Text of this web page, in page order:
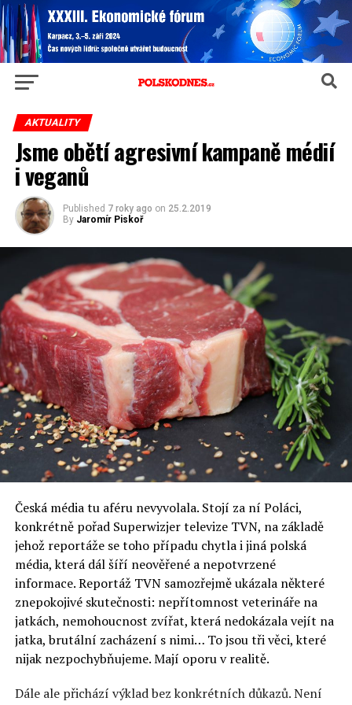
AKTUALITY
Jsme obětí agresivní kampaně médií
i veganů
Published 7 roky ago on 25.2.2019
By Jaromír Piskoř
Česká média tu aféru nevyvolala. Stojí za ní Poláci,
konkrétně pořad Superwizjer televize TVN, na základě
jehož reportáže se toho případu chytla i jiná polská
média, která dál šíří neověřené a nepotvrzené
informace. Reportáž TVN samozřejmě ukázala některé
znepokojivé skutečnosti: nepřítomnost veterináře na
jatkách, nemohoucnost zvířat, která nedokázala vejít na
jatka, brutální zacházení s nimi… To jsou tři věci, které
nijak nezpochybňujeme. Mají oporu v realitě.
Dále ale přichází výklad bez konkrétních důkazů. Není